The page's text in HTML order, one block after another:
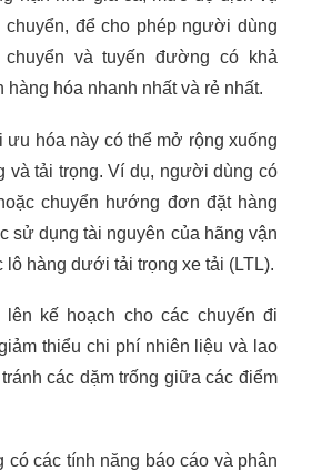
để cho phép người dùng
và tuyến đường có khả
hàng hóa nhanh nhất và rẻ nhất.
ưu hóa này có thể mở rộng xuống
và tải trọng. Ví dụ, người dùng có
chuyển hướng đơn đặt hàng
sử dụng tài nguyên của hãng vận
lô hàng dưới tải trọng xe tải (LTL).
lên kế hoạch cho các chuyến đi
thiểu chi phí nhiên liệu và lao
các dặm trống giữa các điểm
có các tính năng báo cáo và phân